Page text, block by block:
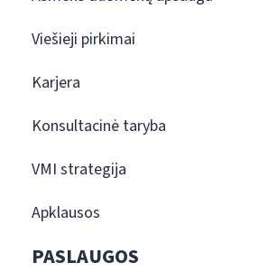
Viešieji pirkimai
Karjera
Konsultacinė taryba
VMI strategija
Apklausos
PASLAUGOS